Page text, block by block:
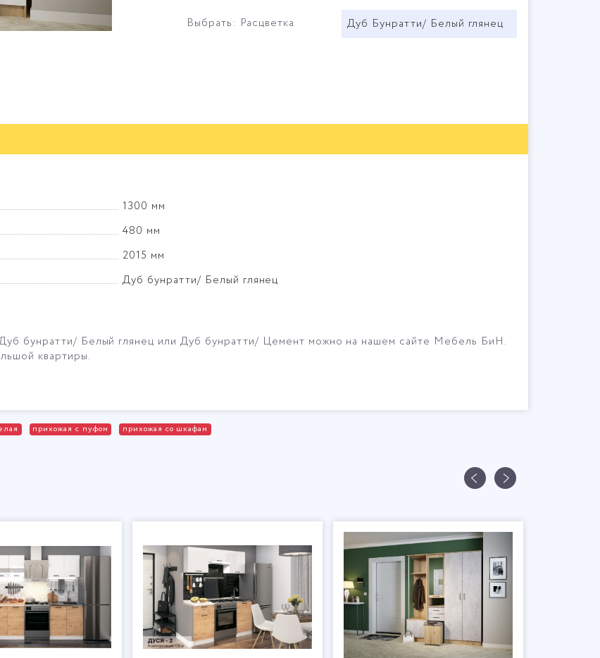
Выбрать: Расцветка Дуб Бунратти/ Белый глянец
1300 мм
480 мм
2015 мм
Дуб бунратти/ Белый глянец
бунратти/ Белый глянец или Дуб бунратти/ Цемент можно на нашем сайте Мебель БиН.
квартиры.
прихожая с пуфом прихожая со шкафам